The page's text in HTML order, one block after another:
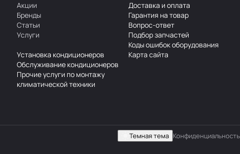
Акции
Бренды
Статьи
Услуги
Установка кондиционеров
Обслуживание кондиционеров
Прочие услуги по монтажу
климатической техники
Доставка и оплата
Гарантия на товар
Вопрос-ответ
Подбор запчастей
Коды ошибок оборудования
Карта сайта
Темная тема Конфиденциальность